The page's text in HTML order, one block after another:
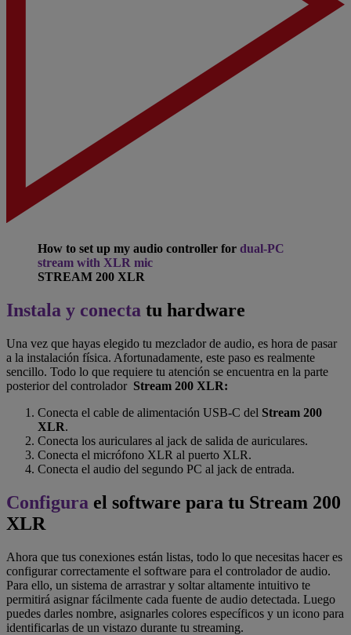
How to set up my audio controller for dual-PC
stream with XLR mic
STREAM 200 XLR
Instala y conecta tu hardware
Una vez que hayas elegido tu mezclador de audio, es hora de pasar
a la instalación física. Afortunadamente, este paso es realmente
sencillo. Todo lo que requiere tu atención se encuentra en la parte
posterior del controlador Stream 200 XLR:
Conecta el cable de alimentación USB-C del Stream 200
XLR.
Conecta los auriculares al jack de salida de auriculares.
Conecta el micrófono XLR al puerto XLR.
Conecta el audio del segundo PC al jack de entrada.
Configura el software para tu Stream 200
XLR
Ahora que tus conexiones están listas, todo lo que necesitas hacer es
configurar correctamente el software para el controlador de audio.
Para ello, un sistema de arrastrar y soltar altamente intuitivo te
permitirá asignar fácilmente cada fuente de audio detectada. Luego
puedes darles nombre, asignarles colores específicos y un icono para
identificarlas de un vistazo durante tu streaming.